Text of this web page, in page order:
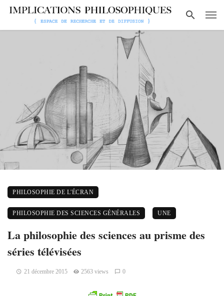
PHILOSOPHIE DE L'ÉCRAN
PHILOSOPHIE DES SCIENCES GÉNÉRALES UNE
La philosophie des sciences au prisme des
séries télévisées
21 décembre 2015 2563 views 0